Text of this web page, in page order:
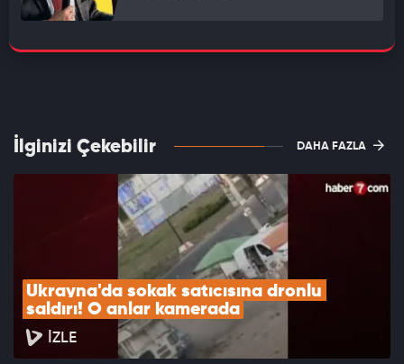
İlginizi Çekebilir DAHA FAZLA
Ukrayna'da sokak satıcısına dronlu
saldırı! O anlar kamerada
İZLE